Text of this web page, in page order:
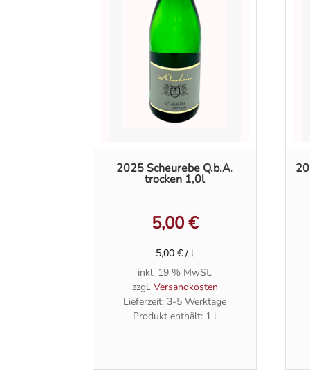
2025 Scheurebe Q.b.A.
trocken 1,0l
5,00€
5,00€ / l
inkl. 19 % MwSt.
zzgl. Versandkosten
Lieferzeit: 3-5 Werktage
Produkt enthält: 1 l